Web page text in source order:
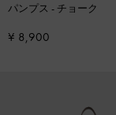
パンプス - チョーク
¥ 8,900